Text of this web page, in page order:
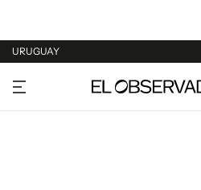
URUGUAY
URUGUAY
ARGENTINA